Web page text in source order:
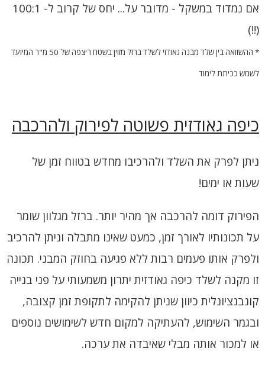
אם נמדוד במשקל - מדובר על... יחס של קרוב ל- 100:1
(!!)
* ההשוואה בין שלד מבנה גאודזי לשלד ברזל מזוין בשטח ריצפה של 50 מ"ר המיועד
לשמש ככיתת לימוד
כיפה גאודזית פשוטה לפירוק ולהרכבה
ניתן לפרק את השלד ולהרכיבו מחדש בטווח זמן של
שעות או ימים!
הפירוק דומה להרכבה אך מהיר יותר. ברזל מגלוון שומר
על תכונותיו לאורך זמן, כמעט שאינו מתבלה וניתן להרכיב
ולפרק אותו פעמים רבות ללא פגיעה בחוזק המבני. תכונה
זו מקנה לשלד כיפה גאודזית יתרון משמעותי על פני בנייה
קונבנציונלית כיוון שניתן להקימה לתקופת זמן קצובה,
ובגמר השימוש, להעתיקה למקום חדש לשימושים נוספים
או למכור אותה מבלי שאיבדה את ערכה.